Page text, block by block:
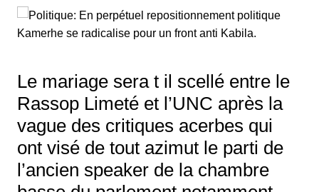
Le mariage sera t il scellé entre le
Rassop Limeté et l’UNC après la
vague des critiques acerbes qui
ont visé de tout azimut le parti de
l’ancien speaker de la chambre